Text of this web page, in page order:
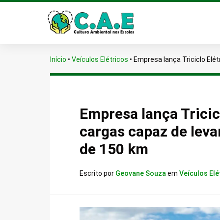
Início • Veículos Elétricos • Empresa lança Triciclo
Empresa lança
cargas capaz de
de 150 km
Escrito por Geovane Souza em Veículos